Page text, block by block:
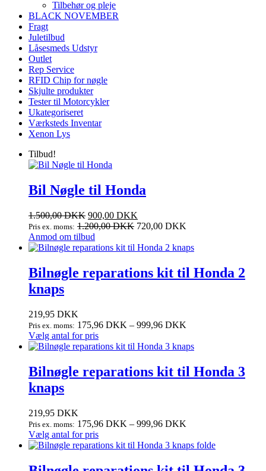
Tilbehør og pleje
BLACK NOVEMBER
Fragt
Juletilbud
Låsesmeds Udstyr
Outlet
Rep Service
RFID Chip for nøgle
Skjulte produkter
Tester til Motorcykler
Ukategoriseret
Værksteds Inventar
Xenon Lys
Tilbud!
Bil Nøgle til Honda
1.500,00DKK Den
oprindelige
pris
var:
900,00 DKK
aktuelle
er:
Pris ex. moms: 1.200,00DKK 720,00 DKK
Anmod om tilbud
Bilnøgle reparations kit til Honda 2
knaps
219,95 DKK
Pris ex. moms: 175,96 DKK – 999,96 DKK
Vælg antal for prisDette
vare
varianter.
på
varesiden
Bilnøgle reparations kit til Honda 3
knaps
219,95 DKK
Pris ex. moms: 175,96 DKK – 999,96 DKK
Vælg antal for prisDette
vare